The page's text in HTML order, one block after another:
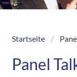
Breadcrumb
Startseite
Panel